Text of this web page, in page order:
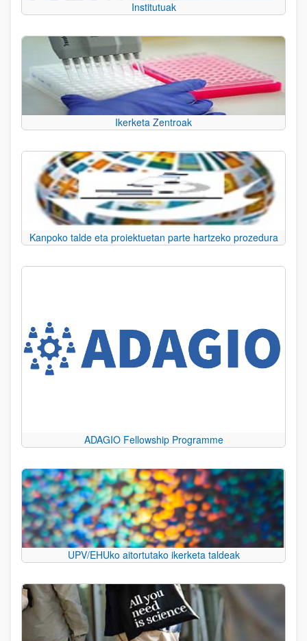
Institutuak
Ikerketa Zentroak
Kanpoko talde eta proiektuetan parte hartzeko prozedura
ADAGIO Fellowship Programme
UPV/EHUko aitortutako ikerketa taldeak